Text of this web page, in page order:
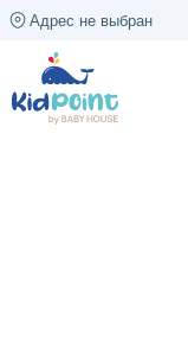
Адрес не выбран